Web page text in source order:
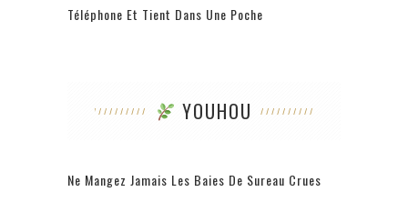
Téléphone Et Tient Dans Une Poche
YOUHOU
Ne Mangez Jamais Les Baies De Sureau Crues